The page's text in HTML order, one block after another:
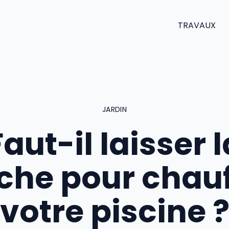
TRAVAUX
JARDIN
il laisser
pour
votre piscine ?